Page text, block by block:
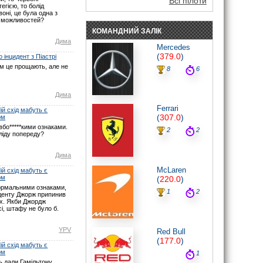
то болід
це була одна з
Дима
з Піастрі
це прощають, але не
Дима
схід мабуть є
ознаками.
попереду?
Дима
схід мабуть є
ознаками,
Джорж припинив
Якби Джордж
штафу не було б.
YPV
схід мабуть є
07.06.26 19:30
noteyu: Мабуть Ви не туди глянули? У
Монако початок о 16:00 за Києвом.
Нічого не змінювалось.
07.06.26 17:21
maxizh: І знову у вас помилки з
часом початку гонки. По вашим
помилкам люди пропускають гонку.
годину початку гонок. Другий рік
косячите. Не серйозно.
07.06.26 15:22
noteyu: Тут трансляцій немає.
Sweden1984: Вітаю шановні.
03.05.26 18:41
: Тепер головна інтрига:
залишиться Кімі лідером на старті чи,
візьме не Джордж, а Кімі.
29.03.26 15:37
noteyu: Перевантаження 50G відчув
Берман під час зіткнення з бар'єром,
КОМАНДНИЙ ЗАЛІК
Mercedes
(379.0)
8 6
Ferrari
(307.0)
2 2
McLaren
(220.0)
1 2
Red Bull
(177.0)
1